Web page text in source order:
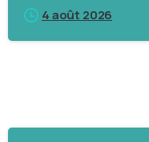
4 août 2026